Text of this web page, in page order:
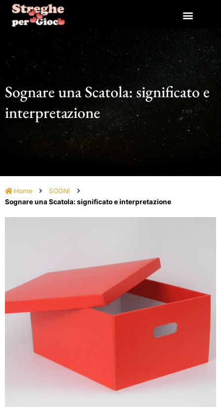
contenuto
Sognare una Scatola: significato e
interpretazione
Home
SOGNI
Sognare una Scatola: significato e interpretazione